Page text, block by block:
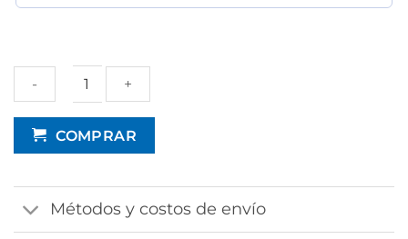
Set
en
bolsa
cantidad
COMPRAR
Métodos y costos de envío